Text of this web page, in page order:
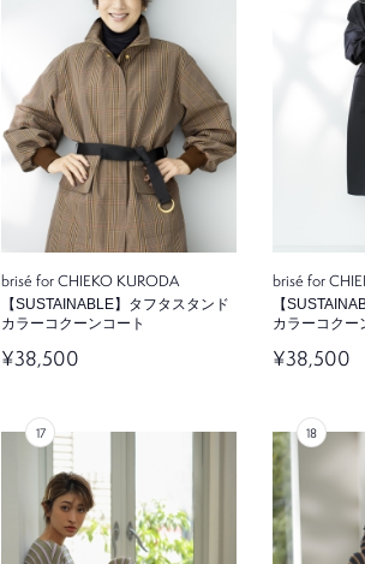
brisé for CHIEKO KURODA
【SUSTAINABLE】タフタスタンド
カラーコクーンコート
¥38,500
brisé for
【
カラーコクー
¥38,500